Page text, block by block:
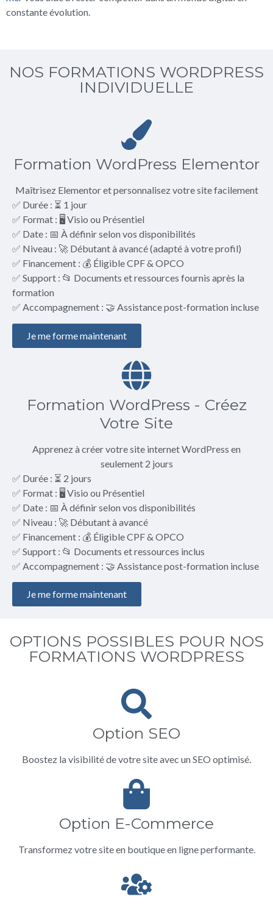
constante évolution.
NOS FORMATIONS WORDPRESS
INDIVIDUELLE
Formation WordPress Elementor
Maîtrisez Elementor et personnalisez votre site facilement
✅ Durée : ⏳ 1 jour
✅ Format : 🖥️ Visio ou Présentiel
✅ Date : 📅 À définir selon vos disponibilités
✅ Niveau : 🚀 Débutant à avancé (adapté à votre profil)
✅ Financement : 💰 Éligible CPF & OPCO
✅ Support : 📂 Documents et ressources fournis après la
formation
✅ Accompagnement : 🤝 Assistance post-formation incluse
Je me forme maintenant
Formation WordPress - Créez
Votre Site
Apprenez à créer votre site internet WordPress en
seulement 2 jours
✅ Durée : ⏳ 2 jours
✅ Format : 🖥️ Visio ou Présentiel
✅ Date : 📅 À définir selon vos disponibilités
✅ Niveau : 🚀 Débutant à avancé
✅ Financement : 💰 Éligible CPF & OPCO
✅ Support : 📂 Documents et ressources inclus
✅ Accompagnement : 🤝 Assistance post-formation incluse
Je me forme maintenant
OPTIONS POSSIBLES POUR NOS
FORMATIONS WORDPRESS
Option SEO
Boostez la visibilité de votre site avec un SEO optimisé.
Option E-Commerce
Transformez votre site en boutique en ligne performante.